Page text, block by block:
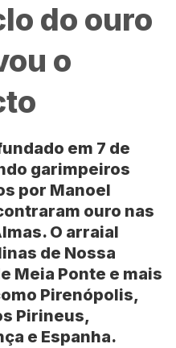
do ouro
o
em 7 de
garimpeiros
por Manoel
ouro nas
. O arraial
de Nossa
Meia Ponte e mais
Pirenópolis,
Pirineus,
e Espanha.